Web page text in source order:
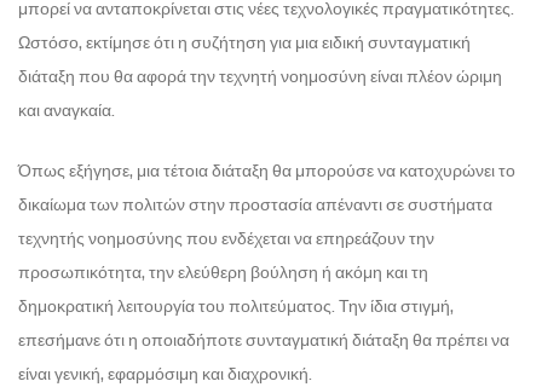
μπορεί να ανταποκρίνεται στις νέες τεχνολογικές πραγματικότητες.
Ωστόσο, εκτίμησε ότι η συζήτηση για μια ειδική συνταγματική
διάταξη που θα αφορά την τεχνητή νοημοσύνη είναι πλέον ώριμη
και αναγκαία.
Όπως εξήγησε, μια τέτοια διάταξη θα μπορούσε να κατοχυρώνει το
δικαίωμα των πολιτών στην προστασία απέναντι σε συστήματα
τεχνητής νοημοσύνης που ενδέχεται να επηρεάζουν την
προσωπικότητα, την ελεύθερη βούληση ή ακόμη και τη
δημοκρατική λειτουργία του πολιτεύματος. Την ίδια στιγμή,
επεσήμανε ότι η οποιαδήποτε συνταγματική διάταξη θα πρέπει να
είναι γενική, εφαρμόσιμη και διαχρονική.